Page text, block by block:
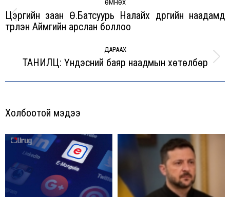
navigation
ӨМНӨХ
Previous
Цэргийн заан Ө.Батсуурь Налайх дүүргийн наадамд
түрүүлэн Аймгийн арслан боллоо
ДАРААХ
Next
ТАНИЛЦ: Үндэсний баяр наадмын хөтөлбөр
Холбоотой мэдээ